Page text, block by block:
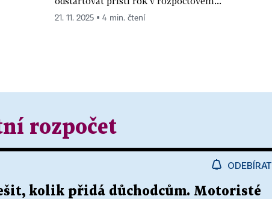
21. 11. 2025 ▪ 4 min. čtení
rozpočet
ODEBÍRAT
kolik přidá důchodcům. Motoristé